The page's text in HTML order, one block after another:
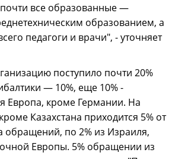
все образованные —
образованием, а
педагоги и врачи", - уточняет
поступило почти 20%
— 10%, еще 10% -
Европа, кроме Германии. На
Казахстана приходится 5% от
обращений, по 2% из Израиля,
Европы. 5% обращении из